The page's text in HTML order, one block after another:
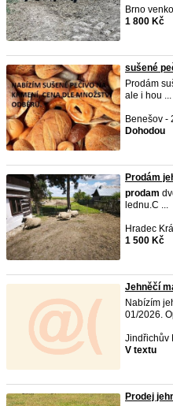
Brno
1 800 Kč
sušené
Prodám
ale i hou ...
Benešov -
Dohodou
Prodám
prodam
lednu.C ...
Hradec
1 500 Kč
Jehněčí
Nabízím
01/2026.
Jindřichův
V textu
Prodej